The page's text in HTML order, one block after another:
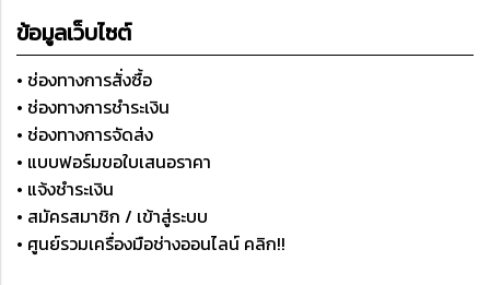
ข้อมูลเว็บไซต์
• ช่องทางการสั่งซื้อ
• ช่องทางการชำระเงิน
• ช่องทางการจัดส่ง
• แบบฟอร์มขอใบเสนอราคา
• แจ้งชำระเงิน
• สมัครสมาชิก / เข้าสู่ระบบ
• ศูนย์รวมเครื่องมือช่างออนไลน์ คลิก!!